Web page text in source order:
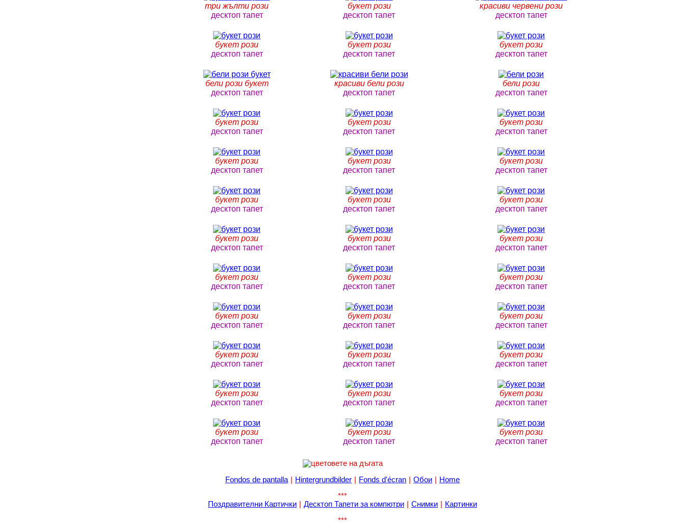
три жълти рози
десктоп тапет
букет рози
десктоп тапет
красиви червени рози
десктоп тапет
букет рози
десктоп тапет
букет рози
десктоп тапет
букет рози
десктоп тапет
бели рози букет
десктоп тапет
красиви бели рози
десктоп тапет
бели рози
десктоп тапет
букет рози
десктоп тапет
букет рози
десктоп тапет
букет рози
десктоп тапет
букет рози
десктоп тапет
букет рози
десктоп тапет
букет рози
десктоп тапет
букет рози
десктоп тапет
букет рози
десктоп тапет
букет рози
десктоп тапет
букет рози
десктоп тапет
букет рози
десктоп тапет
букет рози
десктоп тапет
букет рози
десктоп тапет
букет рози
десктоп тапет
букет рози
десктоп тапет
букет рози
десктоп тапет
букет рози
десктоп тапет
букет рози
десктоп тапет
букет рози
десктоп тапет
букет рози
десктоп тапет
букет рози
десктоп тапет
букет рози
десктоп тапет
букет рози
десктоп тапет
букет рози
десктоп тапет
букет рози
десктоп тапет
букет рози
десктоп тапет
букет рози
десктоп тапет
Fondos de pantalla Hintergrundbilder Fonds d'écran Обои
Home
***
Поздравителни Картички
Десктоп Тапети за компютри Снимки
Картинки